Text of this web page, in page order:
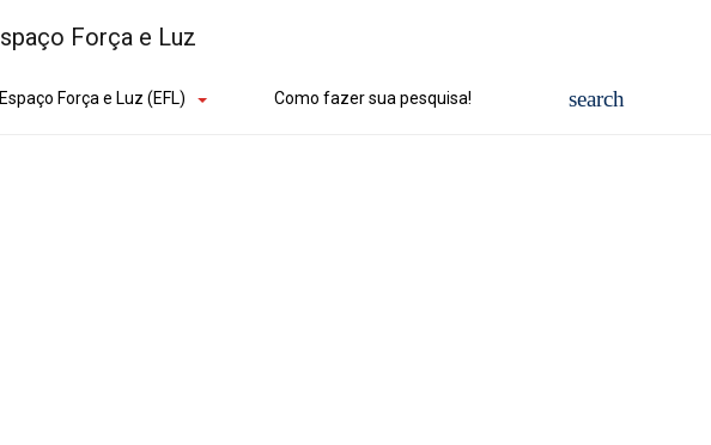
Espaço Força e Luz (EFL) Como fazer sua pesquisa!